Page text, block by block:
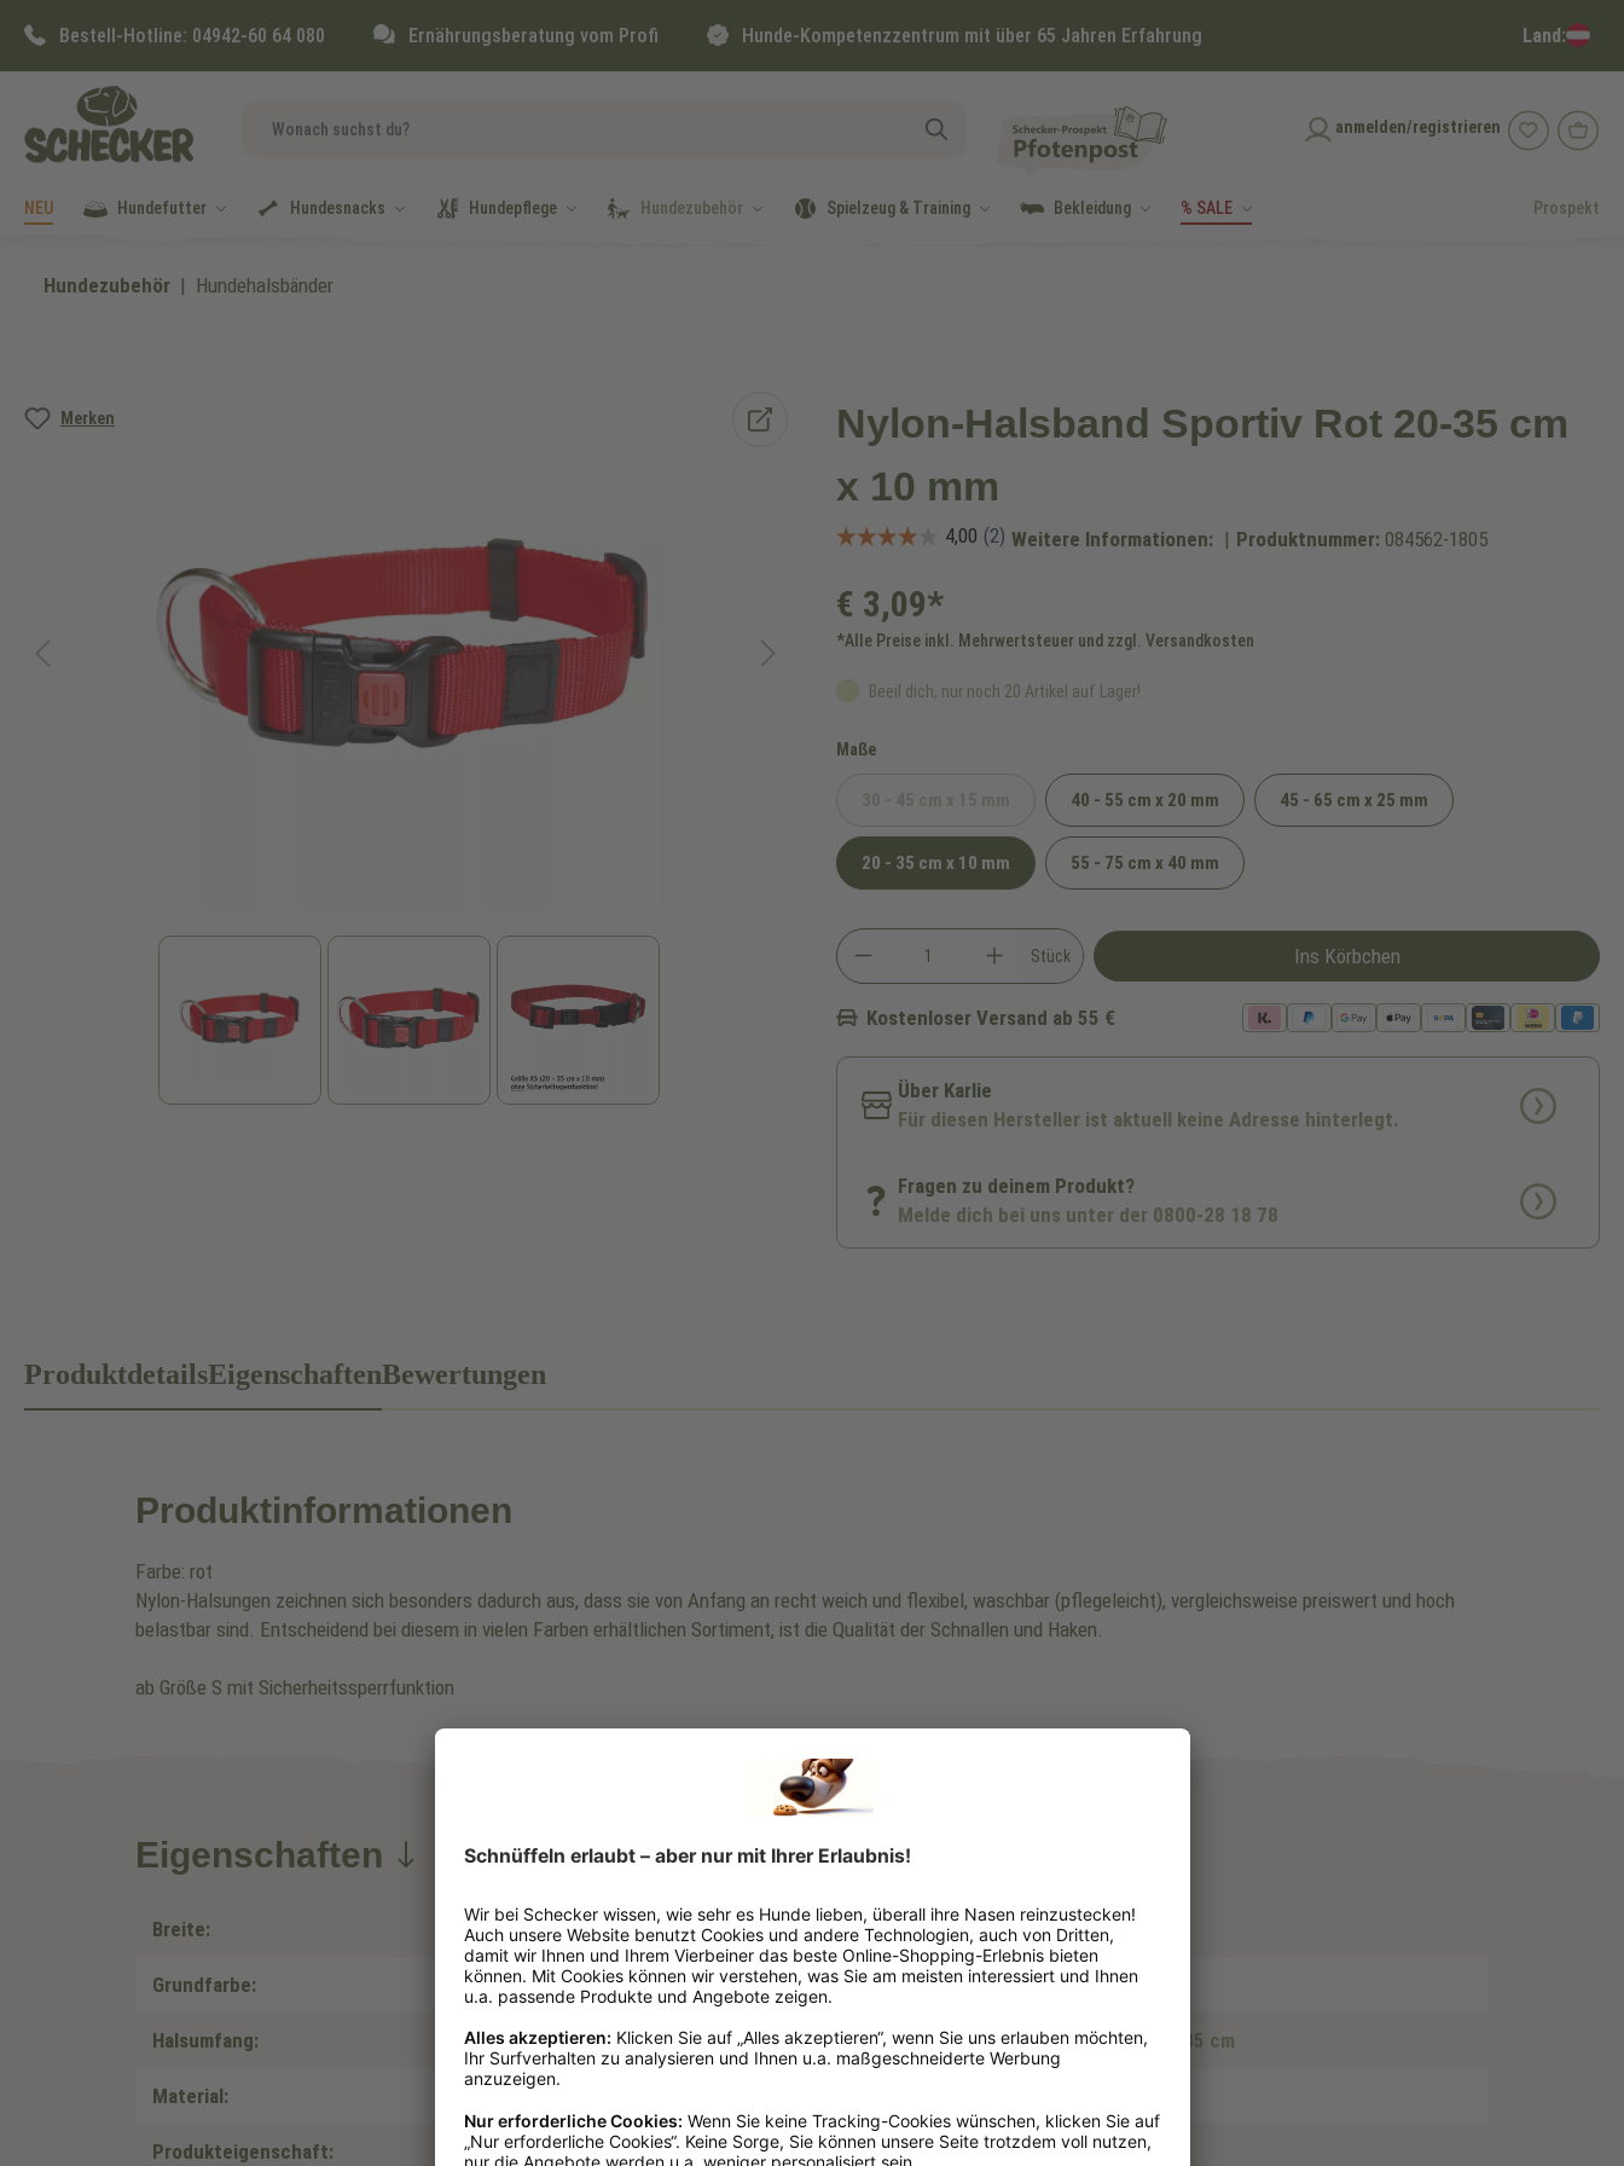
Zur Hauptnavigation springen
Bestell-Hotline: 04942-60 64 080 Ernährungsberatung vom Profi Hunde-Kompetenzzentrum mit über 65 Jahren Erfahrung Land:
anmelden/registrieren
NEU Hundefutter Hundesnacks Hundepflege Hundezubehör Spielzeug & Training Bekleidung % SALE Prospekt
Hundezubehör Hundehalsbänder
Merken
Bildergalerie überspringen
Nylon-Halsband Sportiv Rot 20-35 cm
x 10 mm
Weitere Informationen: | Produktnummer: 084562-1805
€ 3,09*
*Alle Preise inkl. Mehrwertsteuer und zzgl. Versandkosten
Beeil dich, nur noch 20 Artikel auf Lager!
Maßeauswählen
(Diese Option ist zurzeit nicht verfügbar.)
40 - 55 cm x 20 mm 45 - 65 cm x 25 mm
20 - 35 cm x 10 mm 55 - 75 cm x 40 mm
Stück Ins Körbchen
Kostenloser Versand ab 55 €
Über Karlie
Für diesen Hersteller ist aktuell keine Adresse hinterlegt.
Fragen zu deinem Produkt?
Melde dich bei uns unter der 0800-28 18 78
ProduktdetailsEigenschaftenBewertungen
Produktinformationen
Farbe: rot
Nylon-Halsungen zeichnen sich besonders dadurch aus, dass sie von Anfang an recht weich und flexibel, waschbar (pflegeleicht), vergleichsweise preiswert und hoch
belastbar sind. Entscheidend bei diesem in vielen Farben erhältlichen Sortiment, ist die Qualität der Schnallen und Haken.
ab Größe S mit Sicherheitssperrfunktion
Eigenschaften
Breite: 5 - 10 Millimeter, 10 - 15 Millimeter
Grundfarbe: Rot
Halsumfang: 15 - 20 cm, 20 - 25 cm, 25 - 30 cm, 30 - 35 cm
Material:
Produkteigenschaft: Verstellbar